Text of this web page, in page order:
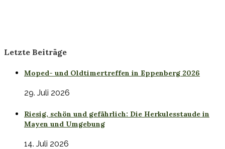
Letzte Beiträge
Moped- und Oldtimertreffen in Eppenberg 2026
29. Juli 2026
Riesig, schön und gefährlich: Die Herkulesstaude in
Mayen und Umgebung
14. Juli 2026